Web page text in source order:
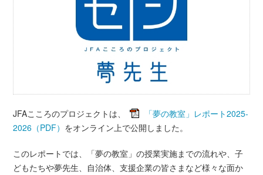
JFAこころのプロジェクトは、
「夢の教室」レポート2025-
2026（PDF） をオンライン上で公開しました。
このレポートでは、「夢の教室」の授業実施までの流れや、子
どもたちや夢先生、自治体、支援企業の皆さまなど様々な面か